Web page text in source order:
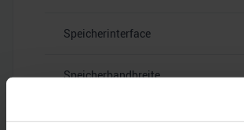
Speicherinterface
Speicherbandbreite